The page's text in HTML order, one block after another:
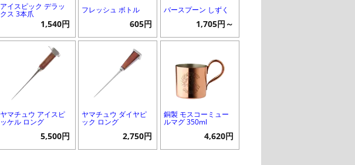
アイスピック デラッ
クス 3本爪
1,540円
フレッシュ ボトル
605円
バースプーン しずく
1,705円～
ヤマチュウ アイスピ
ッケル ロング
5,500円
ヤマチュウ ダイヤピ
ック ロング
2,750円
銅製 モスコーミュー
ルマグ 350ml
4,620円